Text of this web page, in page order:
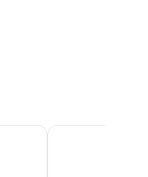
ibis budget